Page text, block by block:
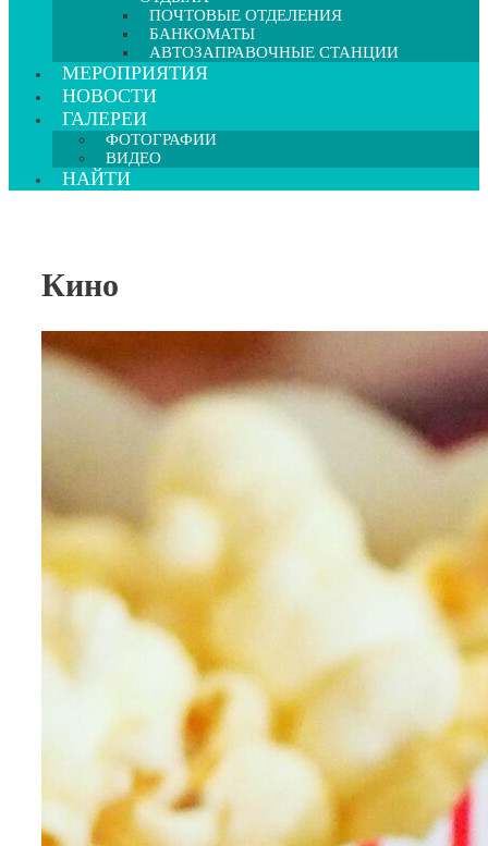
ПОЧТОВЫЕ ОТДЕЛЕНИЯ
БАНКОМАТЫ
АВТОЗАПРАВОЧНЫЕ СТАНЦИИ
МЕРОПРИЯТИЯ
НОВОСТИ
ГАЛЕРЕИ
ФОТОГРАФИИ
ВИДЕО
НАЙТИ
Кино